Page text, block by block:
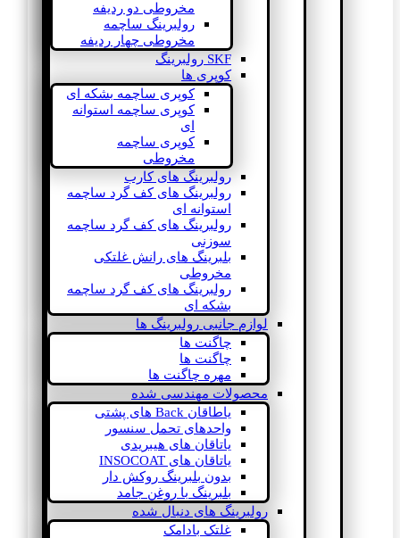
مخروطی دو ردیفه
رولبرینگ ساچمه
مخروطی چهار ردیفه
SKF رولبرینگ
کوپری ها
کوپری ساچمه بشکه ای
کوپری ساچمه استوانه
ای
کوپری ساچمه
مخروطی
رولبرینگ های کارب
رولبرینگ های کف گرد ساچمه
استوانه ای
رولبرینگ های کف گرد ساچمه
سوزنی
بلبرینگ های رانش غلتکی
مخروطی
رولبرینگ های کف گرد ساچمه
بشکه ای
لوازم جانبی رولبرینگ ها
چاگنت ها
چاگنت ها
مهره چاگنت ها
محصولات مهندسی شده
یاطاقان Back های پشتی
واحدهای تحمل سنسور
یاتاقان های هیبریدی
یاتاقان های INSOCOAT
بدون بلبرینگ روکش دار
بلبرینگ با روغن جامد
رولبرینگ های دنبال شده
غلتک بادامک